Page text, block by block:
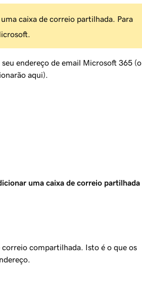
caixa de correio partilhada. Para
endereço de email Microsoft 365 (o
aqui).
uma caixa de correio partilhada
correio compartilhada. Isto é o que os